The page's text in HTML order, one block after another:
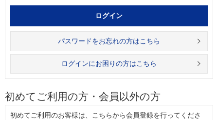
パスワードをお忘れの方はこちら
ログインにお困りの方はこちら
初めてご利用の方・会員以外の方
初めてご利用のお客様は、こちらから会員登録を行ってくださ